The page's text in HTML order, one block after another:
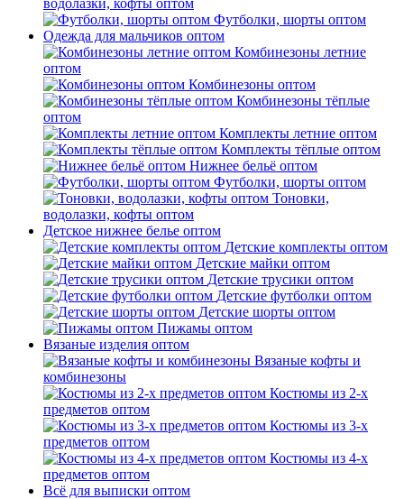
водолазки, кофты оптом
Футболки, шорты оптом
Одежда для мальчиков оптом
Комбинезоны летние
оптом
Комбинезоны оптом
Комбинезоны тёплые
оптом
Комплекты летние оптом
Комплекты тёплые оптом
Нижнее бельё оптом
Футболки, шорты оптом
Тоновки,
водолазки, кофты оптом
Детское нижнее белье оптом
Детские комплекты оптом
Детские майки оптом
Детские трусики оптом
Детские футболки оптом
Детские шорты оптом
Пижамы оптом
Вязаные изделия оптом
Вязаные кофты и
комбинезоны
Костюмы из 2-х
предметов оптом
Костюмы из 3-х
предметов оптом
Костюмы из 4-х
предметов оптом
Всё для выписки оптом